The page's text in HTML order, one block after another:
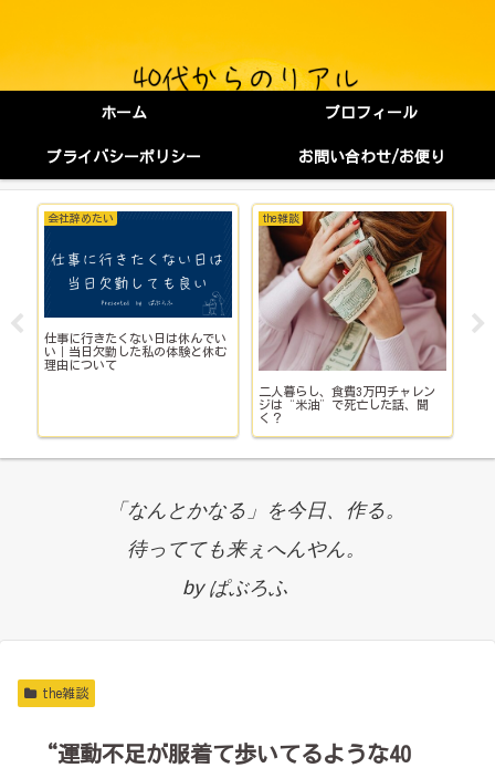
ホーム プロフィール
プライバシーポリシー お問い合わせ/お便り
お金にまつわる知識
新NISAを途中でやめるとどうな
る？解約時の注意点を解説
the雑談
復活して欲しいお菓子ランキング
第1位
「なんとかなる」を今日、作る。
待ってても来ぇへんやん。
by ぱぶろふ
the雑談
“運動不足が服着て歩いてるような40